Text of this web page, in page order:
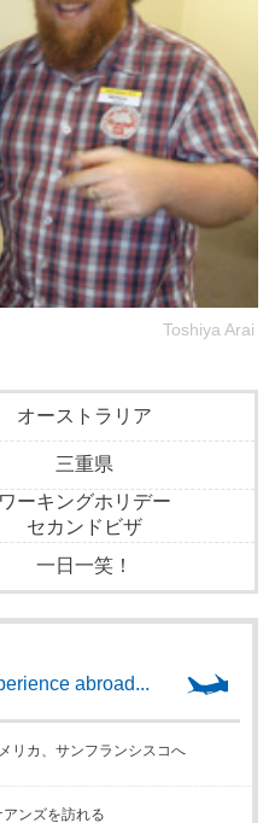
Toshiya Arai
オーストラリア
三重県
ワーキングホリデー
セカンドビザ
一日一笑！
abroad...
リカ、サンフランシスコへ
ンズを訪れる